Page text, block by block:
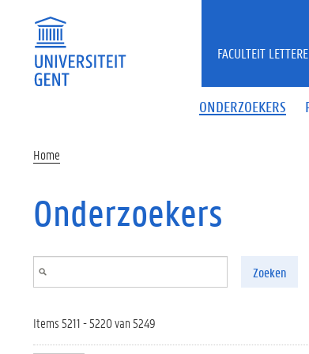
ONDERZOEKERS
FACULTEIT
Home
Onderzoekers
Zoeken
Items 5211 - 5220 van 5249